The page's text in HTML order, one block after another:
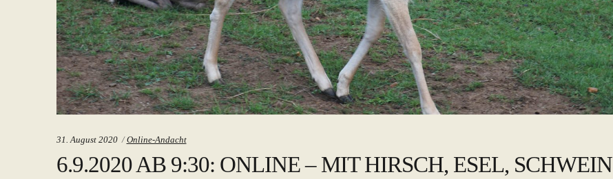
31. August 2020 Categories:
Online-Andacht
6.9.2020 AB 9:30: ONLINE – MIT HIRSCH, ESEL, SCHWEIN